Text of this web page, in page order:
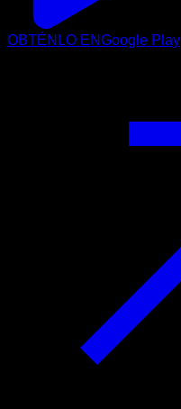
OBTÉNLO ENGoogle Play